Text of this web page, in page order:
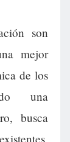
son
mejor
de los
una
busca